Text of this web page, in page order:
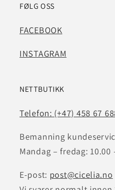
FØLG OSS
FACEBOOK
INSTAGRAM
NETTBUTIKK
Telefon: (+47) 458 67
Bemanning
Mandag – fredag: 10.00
E-post: post@cicelia.no